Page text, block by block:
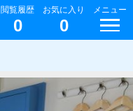
閲覧履歴
0
お気に入り
0
メニュー